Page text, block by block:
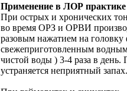
Применение в ЛОР практике
При острых и хронических
во время ОРЗ и ОРВИ
разовым нажатием на головку
свежеприготовленным
чистой воды ) 3-4 раза в
устраняется неприятный запах.